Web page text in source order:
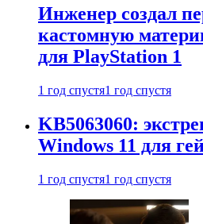
Инженер создал
кастомную
для PlayStation 1
1 год спустя1 год спустя
KB5063060:
Windows 11 для
1 год спустя1 год спустя